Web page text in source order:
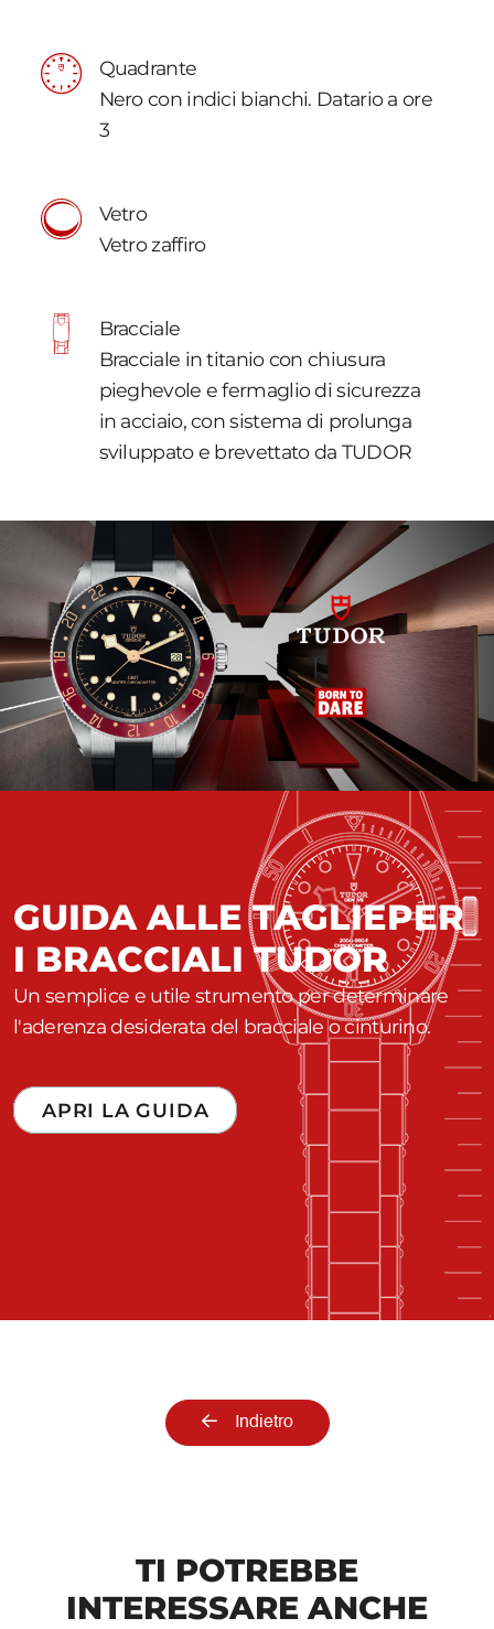
Quadrante
Nero con indici bianchi. Datario a ore
3
Vetro
Vetro zaffiro
Bracciale
Bracciale in titanio con chiusura
pieghevole e fermaglio di sicurezza
in acciaio, con sistema di prolunga
sviluppato e brevettato da TUDOR
GUIDA ALLE TAGLIEPER
I BRACCIALI TUDOR
Un semplice e utile strumento per determinare
l'aderenza desiderata del bracciale o cinturino.
APRI LA GUIDA
Indietro
TI POTREBBE
INTERESSARE ANCHE